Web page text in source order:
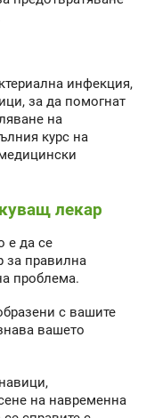
инфекция,
за да помогнат
на
курс на
лекар
е да се
за правилна
проблема.
с вашите
вашето
на навременна